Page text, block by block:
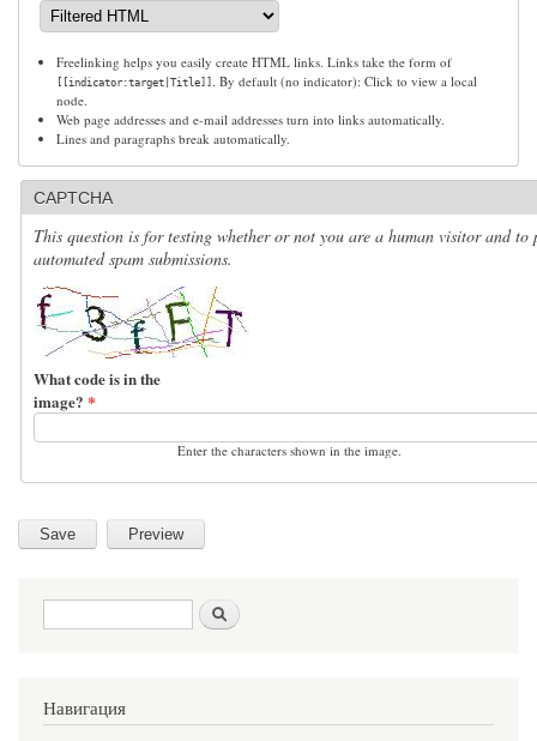
Freelinking helps you easily create HTML links. Links take the form of
[[indicator:target|Title]]
. By default (no indicator): Click to view a local
node.
Web page addresses and e-mail addresses turn into links automatically.
Lines and paragraphs break automatically.
CAPTCHA
This question is for testing whether or not you are a human visitor and to
automated spam submissions.
What code is in the
image? *
Enter the characters shown in the image.
Search form
Навигация